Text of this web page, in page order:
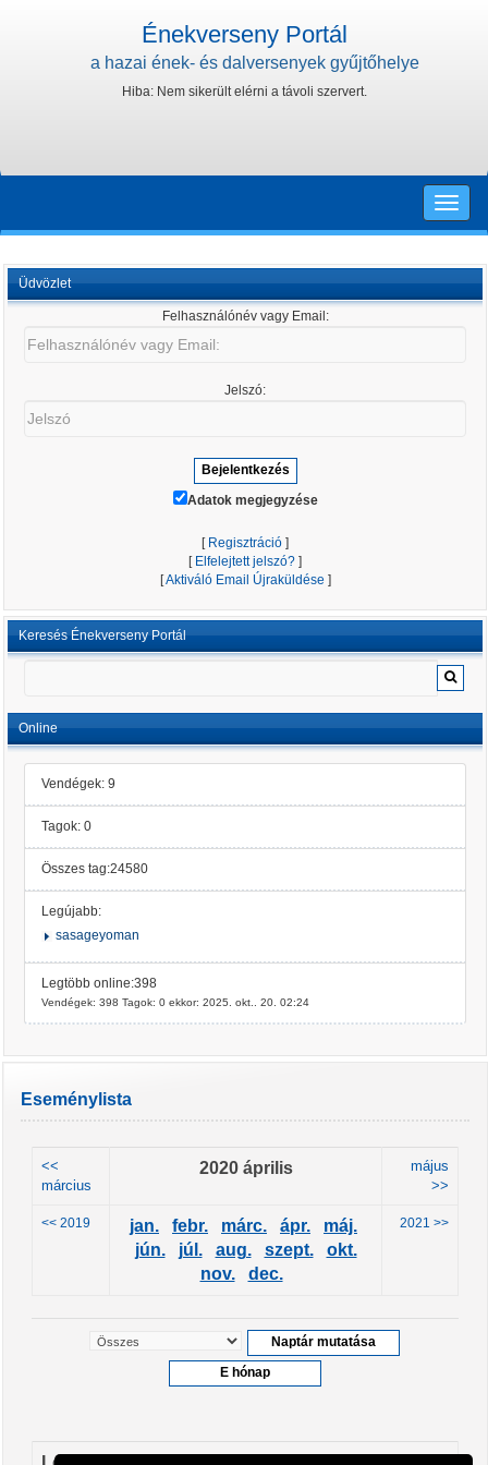
Énekverseny Portál
a hazai ének- és dalversenyek gyűjtőhelye
Hiba: Nem sikerült elérni a távoli szervert.
Toggle
Üdvözlet
Felhasználónév vagy Email:
Jelszó:
Adatok megjegyzése
[ Regisztráció ]
[ Elfelejtett jelszó? ]
[Aktiváló Email Újraküldése ]
Keresés Énekverseny Portál
Online
Vendégek: 9
Tagok: 0
Összes tag:24580
Legújabb:
sasageyoman
Legtöbb online:398
Vendégek: 398 Tagok: 0 ekkor: 2025. okt.. 20. 02:24
Eseménylista
<<
március
2020 április
május
>>
<< 2019 jan. febr. márc. ápr.
máj.
jún.
júl. aug. szept.
okt.
nov.
dec.
2021 >>